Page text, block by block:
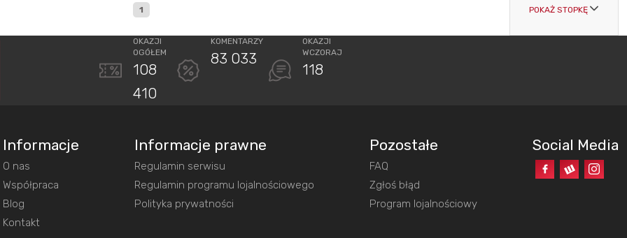
1 POKAŻ STOPKĘ
OKAZJI
OGÓŁEM
108
410
KOMENTARZY
83 033
OKAZJI
WCZORAJ
118
Informacje
O nas
Współpraca
Blog
Kontakt
Informacje prawne
Regulamin serwisu
Regulamin programu lojalnościowego
Polityka prywatności
Pozostałe
FAQ
Zgłoś błąd
Program lojalnościowy
Social Media